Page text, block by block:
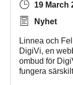
19 March
Nyhet
Linnea och
DigiVi, en
ombud för
fungera